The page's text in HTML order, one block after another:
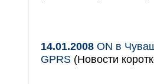
14.01.2008 ON в
GPRS (Новости